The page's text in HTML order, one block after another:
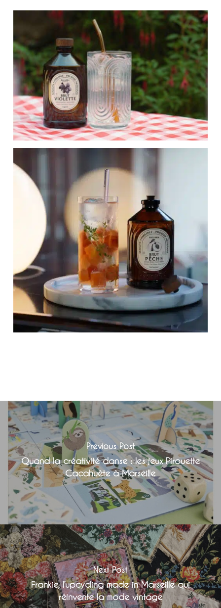
Votre panier est vide.
Retour à la boutique
Previous Post
Quand la créativité danse : les jeux Pirouette
Cacahuète à Marseille
Next Post
Frankie, l’upcycling made in Marseille qui
réinvente la mode vintage